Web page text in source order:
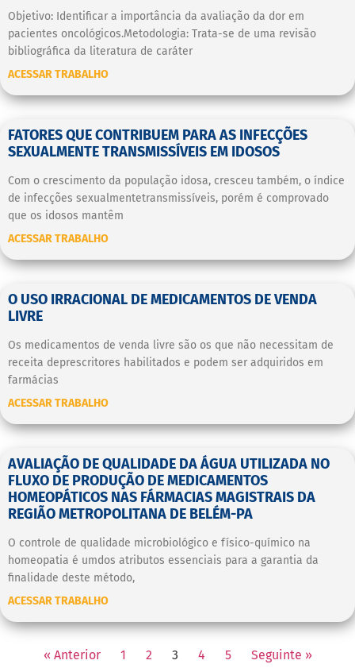
Objetivo: Identificar a importância da avaliação da dor em
pacientes oncológicos.Metodologia: Trata-se de uma revisão
bibliográfica da literatura de caráter
ACESSAR TRABALHO
FATORES QUE CONTRIBUEM PARA AS INFECÇÕES
SEXUALMENTE TRANSMISSÍVEIS EM IDOSOS
Com o crescimento da população idosa, cresceu também, o índice
de infecções sexualmentetransmissíveis, porém é comprovado
que os idosos mantêm
ACESSAR TRABALHO
O USO IRRACIONAL DE MEDICAMENTOS DE VENDA
LIVRE
Os medicamentos de venda livre são os que não necessitam de
receita deprescritores habilitados e podem ser adquiridos em
farmácias
ACESSAR TRABALHO
AVALIAÇÃO DE QUALIDADE DA ÁGUA UTILIZADA NO
FLUXO DE PRODUÇÃO DE MEDICAMENTOS
HOMEOPÁTICOS NAS FÁRMACIAS MAGISTRAIS DA
REGIÃO METROPOLITANA DE BELÉM-PA
O controle de qualidade microbiológico e físico-químico na
homeopatia é umdos atributos essenciais para a garantia da
finalidade deste método,
ACESSAR TRABALHO
« Anterior 1 2 3 4 5 Seguinte »